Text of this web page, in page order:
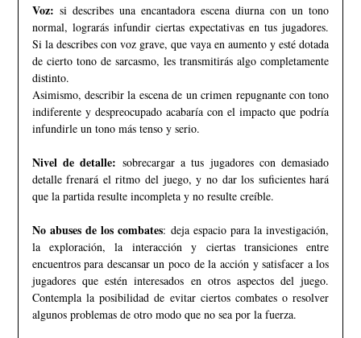
Voz: si describes una encantadora escena diurna con un tono
normal, lograrás infundir ciertas expectativas en tus jugadores.
Si la describes con voz grave, que vaya en aumento y esté dotada
de cierto tono de sarcasmo, les transmitirás algo completamente
distinto.
Asimismo, describir la escena de un crimen repugnante con tono
indiferente y despreocupado acabaría con el impacto que podría
infundirle un tono más tenso y serio.
Nivel de detalle: sobrecargar a tus jugadores con demasiado
detalle frenará el ritmo del juego, y no dar los suficientes hará
que la partida resulte incompleta y no resulte creíble.
No abuses de los combates: deja espacio para la investigación,
la exploración, la interacción y ciertas transiciones entre
encuentros para descansar un poco de la acción y satisfacer a los
jugadores que estén interesados en otros aspectos del juego.
Contempla la posibilidad de evitar ciertos combates o resolver
algunos problemas de otro modo que no sea por la fuerza.